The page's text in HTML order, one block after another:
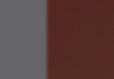
lid van ons Vacature Via